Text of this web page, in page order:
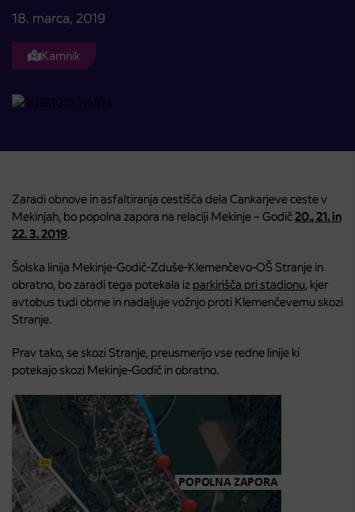
18. marca, 2019
Kamnik
Zaradi obnove in asfaltiranja cestišča dela Cankarjeve ceste v
Mekinjah, bo popolna zapora na relaciji Mekinje – Godič20., 21. in
22. 3. 2019.
Šolska linija Mekinje-Godič-Zduše-Klemenčevo-OŠ Stranje in
obratno, bo zaradi tega potekala iz parkirišča pri stadionu, kjer
avtobus tudi obrne in nadaljuje vožnjo proti Klemenčevemu skozi
Stranje.
Prav tako, se skozi Stranje, preusmerijo vse redne linije ki
potekajo skozi Mekinje-Godič in obratno.